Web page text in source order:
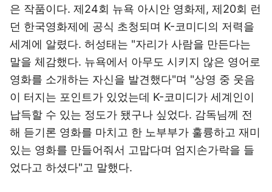
은 작품이다. 제24회 뉴욕 아시안 영화제, 제20회 런
던 한국영화제에 공식 초청되며 K-코미디의 저력을
세계에 알렸다. 허성태는 "자리가 사람을 만든다는
말을 체감했다. 뉴욕에서 아무도 시키지 않은 영어로
영화를 소개하는 자신을 발견했다"며 "상영 중 웃음
이 터지는 포인트가 있었는데 K-코미디가 세계인이
납득할 수 있는 정도가 됐구나 싶었다. 감독님께 전
해 듣기론 영화를 마치고 한 노부부가 훌륭하고 재미
있는 영화를 만들어줘서 고맙다며 엄지손가락을 들
었다고 하셨다"고 말했다.